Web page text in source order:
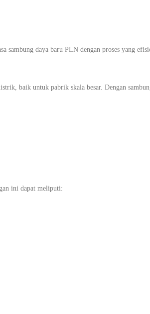
sambung daya baru PLN dengan proses yang
baik untuk pabrik skala besar. Dengan
ini dapat meliputi: